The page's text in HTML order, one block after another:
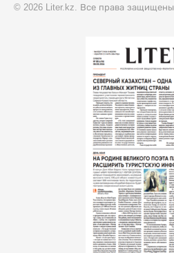
© 2026 Liter.kz. Все права защищены.